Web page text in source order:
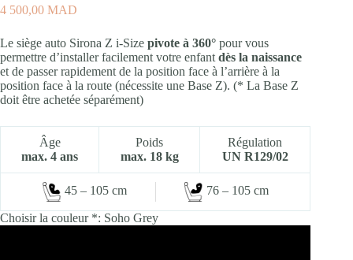
4 500,00 MAD
Le siège auto Sirona Z i-Size pivote à 360° pour vous
permettre d’installer facilement votre enfant dès la naissance
et de passer rapidement de la position face à l’arrière à la
position face à la route (nécessite une Base Z). (* La Base Z
doit être achetée séparément)
Âge
max. 4 ans
Poids
max. 18 kg
Régulation
UN R129/02
45 – 105 cm 76 – 105 cm
Choisir la couleur *: Soho Grey